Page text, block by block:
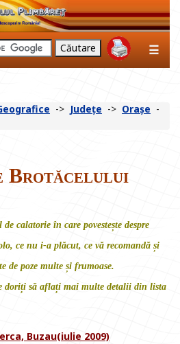
☰
-> Județe -> Orașe -
Brotăcelului
de calatorie în care povestește despre
ce nu i-a plăcut, ce vă recomandă și
de poze multe și frumoase.
doriți să aflați mai multe detalii din lista
Buzau(iulie 2009)